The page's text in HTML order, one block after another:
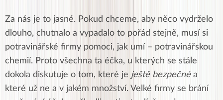
Za nás je to jasné. Pokud chceme, aby něco vydrželo
dlouho, chutnalo a vypadalo to pořád stejně, musí si
potravinářské firmy pomoci, jak umí – potravinářskou
chemií. Proto všechna ta éčka, u kterých se stále
dokola diskutuje o tom, které je ještě bezpečnéa
které už ne a v jakém množství. Velké firmy se brání